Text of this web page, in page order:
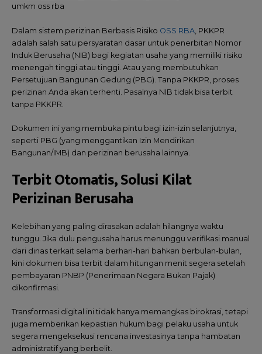
umkm oss rba
Dalam sistem perizinan Berbasis Risiko OSS RBA , PKKPR
adalah salah satu persyaratan dasar untuk penerbitan Nomor
Induk Berusaha (NIB) bagi kegiatan usaha yang memiliki risiko
menengah tinggi atau tinggi. Atau yang membutuhkan
Persetujuan Bangunan Gedung (PBG). Tanpa PKKPR, proses
perizinan Anda akan terhenti. Pasalnya NIB tidak bisa terbit
tanpa PKKPR.
Dokumen ini yang membuka pintu bagi izin-izin selanjutnya,
seperti PBG (yang menggantikan Izin Mendirikan
Bangunan/IMB) dan perizinan berusaha lainnya.
Terbit Otomatis, Solusi Kilat
Perizinan Berusaha
Kelebihan yang paling dirasakan adalah hilangnya waktu
tunggu. Jika dulu pengusaha harus menunggu verifikasi manual
dari dinas terkait selama berhari-hari bahkan berbulan-bulan,
kini dokumen bisa terbit dalam hitungan menit segera setelah
pembayaran PNBP (Penerimaan Negara Bukan Pajak)
dikonfirmasi.
Transformasi digital ini tidak hanya memangkas birokrasi, tetapi
juga memberikan kepastian hukum bagi pelaku usaha untuk
segera mengeksekusi rencana investasinya tanpa hambatan
administratif yang berbelit.